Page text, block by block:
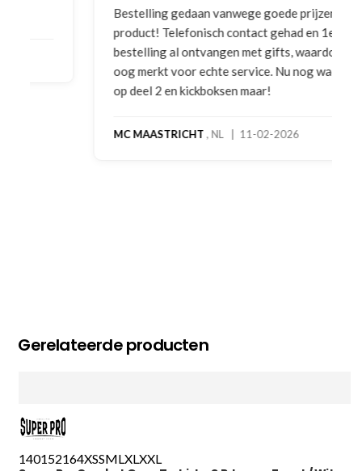
Bestelling gedaan vanwege goede prijzen en
product! Telefonisch contact gehad en 1e deel
bestelling al ontvangen met gifts, waardoor je
oog merkt voor echte service. Nu nog wachten
op deel 2 en kickboksen maar!
MC MAASTRICHT, NL | 11-02-2026
Gerelateerde producten
140152164XSSMLXLXXL